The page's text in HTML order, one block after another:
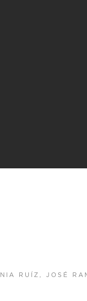
RUÍZ, JOSÉ